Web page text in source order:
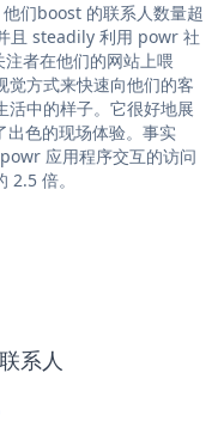
们boost 的联系人数量超
且 steadily 利用 powr 社
者在他们的网站上喂
方式来快速向他们的客
中的样子。它很好地展
出色的现场体验。事实
应用程序交互的访问
倍。
系人